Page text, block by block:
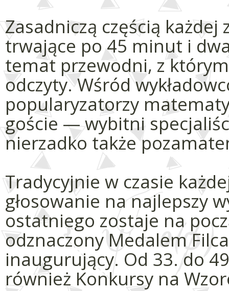
Zasadniczą częścią każdej
trwające po 45 minut i dwa
temat przewodni, z
odczyty. Wśród
popularyzatorzy
goście — wybitni
nierzadko także
Tradycyjnie w czasie
głosowanie na najlepszy
ostatniego zostaje na
odznaczony Medalem
inaugurujący. Od 33. do
również Konkursy na